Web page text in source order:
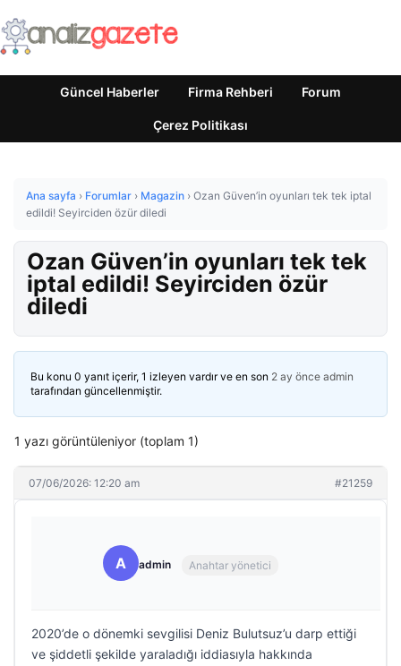
Güncel Haberler Firma Rehberi Forum
Çerez Politikası
Ana sayfa › Forumlar › Magazin › Ozan Güven’in oyunları tek tek iptal
edildi! Seyirciden özür diledi
Ozan Güven’in oyunları tek tek
iptal edildi! Seyirciden özür
diledi
Bu konu 0 yanıt içerir, 1 izleyen vardır ve en son 2 ay önce admin
tarafından güncellenmiştir.
1 yazı görüntüleniyor (toplam 1)
07/06/2026: 12:20 am #21259
A admin Anahtar yönetici
2020’de o dönemki sevgilisi Deniz Bulutsuz’u darp ettiği
ve şiddetli şekilde yaraladığı iddiasıyla hakkında